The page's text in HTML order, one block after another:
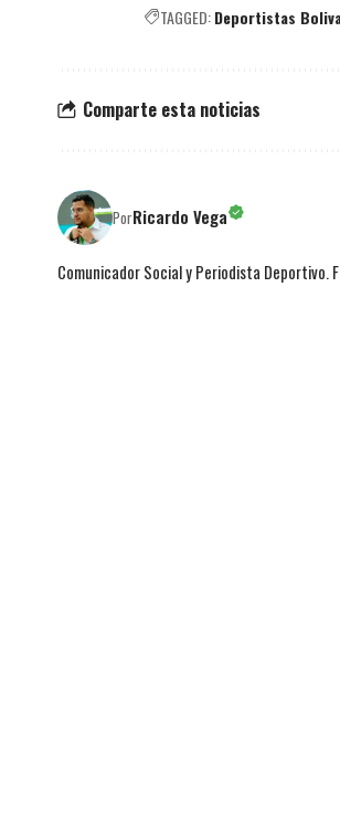
TAGGED:Deportistas
Comparte esta noticias
PorRicardo Vega
Comunicador Social y Periodista Deportivo.